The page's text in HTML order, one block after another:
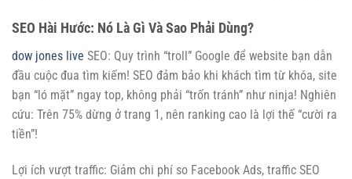
SEO Hài Hước: Nó Là Gì Và Sao Phải Dùng?
dow jones live SEO: Quy trình “troll” Google để website bạn dẫn
đầu cuộc đua tìm kiếm! SEO đảm bảo khi khách tìm từ khóa, site
bạn “ló mặt” ngay top, không phải “trốn tránh” như ninja! Nghiên
cứu: Trên 75% dừng ở trang 1, nên ranking cao là lợi thế “cười ra
tiền”!
Lợi ích vượt traffic: Giảm chi phí so Facebook Ads, traffic SEO